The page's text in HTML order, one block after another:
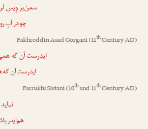
سمن‌بر وِیس
چودر آبِ
Fakhroddin Asad Gorgani(11thCentury AD)
ایدر‌ست آن که همی
ایدر‌ست آن که
Farrukhi Sistani(10thand 11thCentury AD)
هم‌ایدر